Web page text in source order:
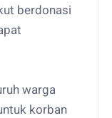
berdonasi
warga
korban